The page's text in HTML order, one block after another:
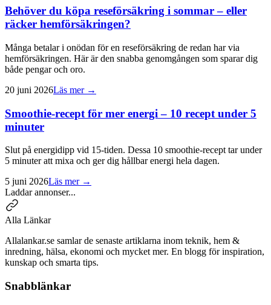
Behöver du köpa reseförsäkring i sommar – eller
räcker hemförsäkringen?
Många betalar i onödan för en reseförsäkring de redan har via
hemförsäkringen. Här är den snabba genomgången som sparar dig
både pengar och oro.
20 juni 2026Läs mer →
Smoothie-recept för mer energi – 10 recept under 5
minuter
Slut på energidipp vid 15-tiden. Dessa 10 smoothie-recept tar under
5 minuter att mixa och ger dig hållbar energi hela dagen.
5 juni 2026Läs mer →
Laddar annonser...
Alla Länkar
Allalankar.se samlar de senaste artiklarna inom teknik, hem &
inredning, hälsa, ekonomi och mycket mer. En blogg för inspiration,
kunskap och smarta tips.
Snabblänkar